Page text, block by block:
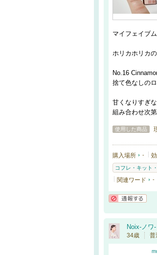
マイフェイブ
ホリカホリカ
No.16
捨て色なしの
甘くなりすぎ
組み合わせ次
使用した商品
購入場所 -
コフレ・キット
関連ワード -
Noix-ノワ-
34歳 普